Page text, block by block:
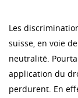
Les
suisse, en voie
neutralité.
application du
perdurent. En